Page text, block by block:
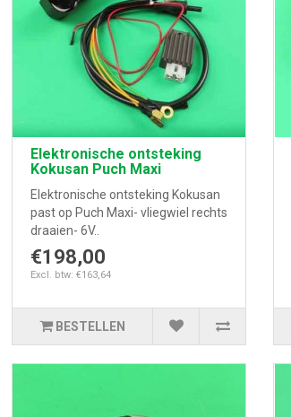
Elektronische ontsteking
Kokusan Puch Maxi
Elektronische ontsteking Kokusan
past op Puch Maxi- vliegwiel rechts
draaien- 6V..
€198,00
Excl. btw: €163,64
BESTELLEN